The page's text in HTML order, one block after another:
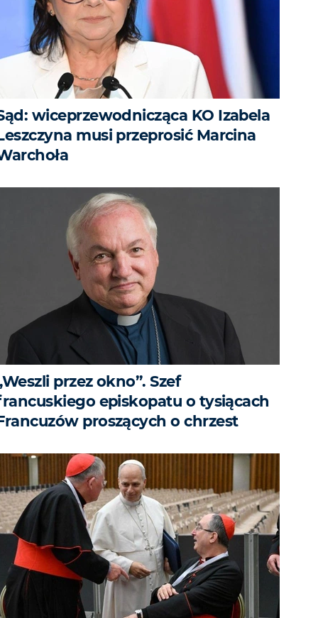
wiceprzewodnicząca KO Izabela
musi przeprosić Marcina
przez okno”. Szef
episkopatu o tysiącach
proszących o chrzest